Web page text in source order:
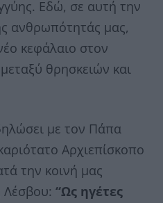
Εδώ, σε αυτή την
ανθρωπότητάς μας,
κεφάλαιο στον
θρησκειών και
με τον Πάπα
Αρχιεπίσκοπο
την κοινή μας
Λέσβου: “Ως ηγέτες